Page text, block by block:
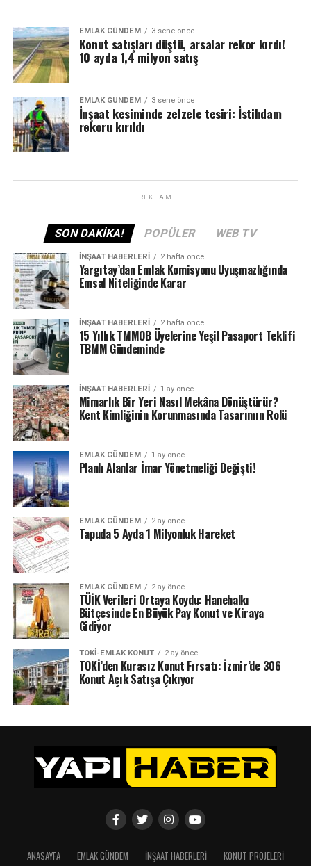
EMLAK GÜNDEM 3 sene önce
Konut satışları düştü, arsalar rekor kırdı!
10 ayda 1,4 milyon satış
EMLAK GÜNDEM 3 sene önce
İnşaat kesiminde zelzele tesiri: İstihdam
rekoru kırıldı
REKLAM
SON DAKIKA! POPÜLER WEB TV
İNŞAAT HABERLERI 2 hafta önce
Yargıtay’dan Emlak Komisyonu Uyuşmazlığında
Emsal Niteliğinde Karar
İNŞAAT HABERLERI 2 hafta önce
15 Yıllık TMMOB Üyelerine Yeşil Pasaport Teklifi
TBMM Gündeminde
İNŞAAT HABERLERI 1 ay önce
Mimarlık Bir Yeri Nasıl Mekâna Dönüştürür?
Kent Kimliğinin Korunmasında Tasarımın Rolü
EMLAK GÜNDEM 1 ay önce
Planlı Alanlar İmar Yönetmeliği Değişti!
EMLAK GÜNDEM 2 ay önce
Tapuda 5 Ayda 1 Milyonluk Hareket
EMLAK GÜNDEM 2 ay önce
TÜİK Verileri Ortaya Koydu: Hanehalkı
Bütçesinde En Büyük Pay Konut ve Kiraya
Gidiyor
TOKI-EMLAK KONUT 2 ay önce
TOKİ’den Kurasız Konut Fırsatı: İzmir’de 306
Konut Açık Satışa Çıkıyor
ANASAYFA EMLAK GÜNDEM İNŞAAT HABERLERI KONUT PROJELERI